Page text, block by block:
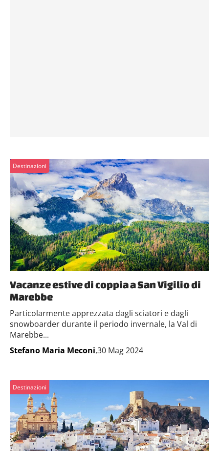
Destinazioni
Vacanze estive di coppia a San Vigilio di
Marebbe
Particolarmente apprezzata dagli sciatori e dagli
snowboarder durante il periodo invernale, la Val di
Marebbe...
Stefano Maria Meconi,30 Mag 2024
Destinazioni